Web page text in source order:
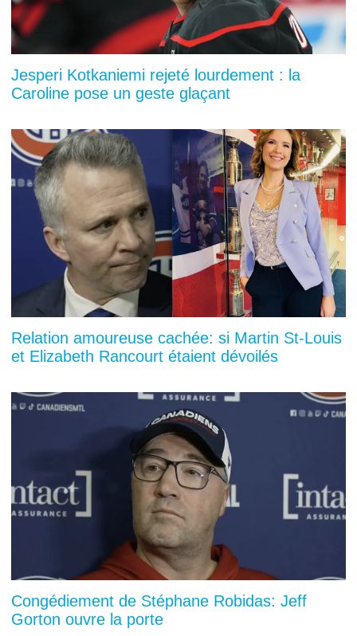
Jesperi Kotkaniemi rejeté lourdement : la
Caroline pose un geste glaçant
Relation amoureuse cachée: si Martin St-Louis
et Elizabeth Rancourt étaient dévoilés
Congédiement de Stéphane Robidas: Jeff
Gorton ouvre la porte